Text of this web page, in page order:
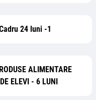
24 luni -1
ALIMENTARE
ELEVI - 6 LUNI